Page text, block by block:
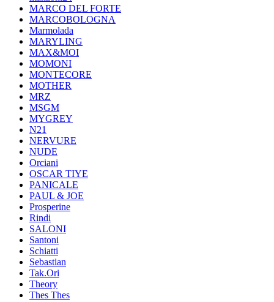
MARCO DEL FORTE
MARCOBOLOGNA
Marmolada
MARYLING
MAX&MOI
MOMONI
MONTECORE
MOTHER
MRZ
MSGM
MYGREY
N21
NERVURE
NUDE
Orciani
OSCAR TIYE
PANICALE
PAUL & JOE
Prosperine
Rindi
SALONI
Santoni
Schiatti
Sebastian
Tak.Ori
Theory
Thes Thes